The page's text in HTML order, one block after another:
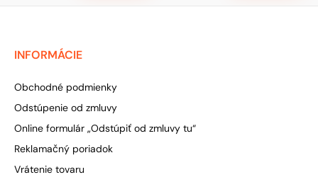
INFORMÁCIE
Obchodné podmienky
Odstúpenie od zmluvy
Online formulár „Odstúpiť od zmluvy tu“
Reklamačný poriadok
Vrátenie tovaru